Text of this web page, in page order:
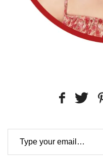
Type your email…